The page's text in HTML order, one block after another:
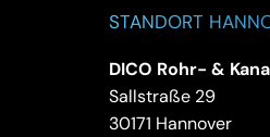
STANDORT
DICO Rohr- &
Sallstraße 29
30171 Hannover